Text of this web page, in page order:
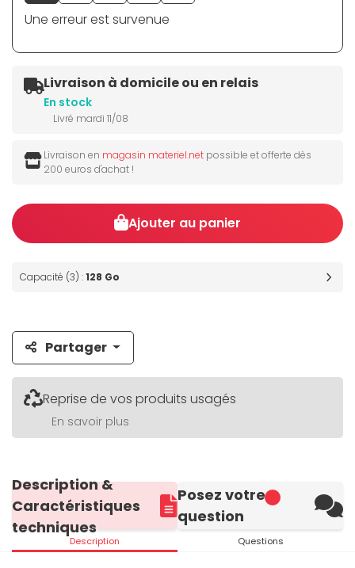
Une erreur est survenue
Livraison à domicile ou en relais
En stock
Livré mardi 11/08
Livraison en magasin materiel.net possible et offerte dès
200 euros d'achat !
Ajouter au panier
Capacité (3) :128 Go
Partager
Reprise de vos produits usagés
En savoir plus
Description &
Caractéristiques
techniques
Description
Posez votre
question
Questions